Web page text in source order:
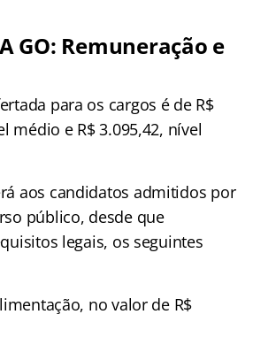
GO: Remuneração e
para os cargos é de R$
médio e R$ 3.095,42, nível
aos candidatos admitidos por
público, desde que
legais, os seguintes
no valor de R$